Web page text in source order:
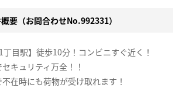
要（お問合わせNo.992331）
目駅】徒歩10分！コンビニすぐ近く！
キュリティ万全！！
在時にも荷物が受け取れます！